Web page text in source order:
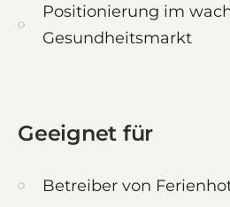
Positionierung im
Gesundheitsmarkt
Geeignet für
Betreiber von